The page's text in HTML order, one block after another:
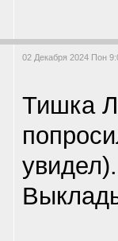
02 Декабря 2024 Пон
Тишка
увидел).